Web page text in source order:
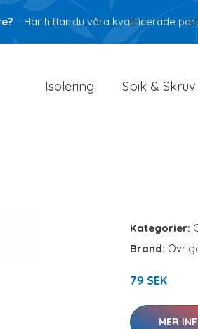
Här hittar du våra kvalificerade
Isolering Spik & Skruv
Kategorier:
Brand:
79 SEK
MER